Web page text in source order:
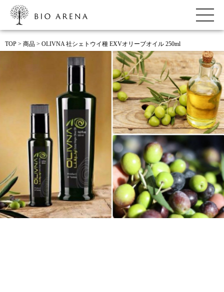
ビオアリーナ
TOP > 商品 > OLIVNA 社シェトウイ種 EXVオリーブオイル 250ml